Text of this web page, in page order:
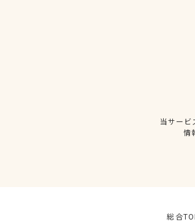
当サービ
情
総合